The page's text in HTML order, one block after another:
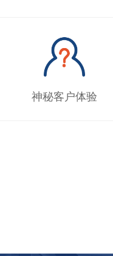
神秘客户体验